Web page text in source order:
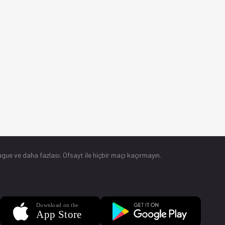
ve daha fazlası. Ofsayt ile hiçbir maçı kaçırmayın.